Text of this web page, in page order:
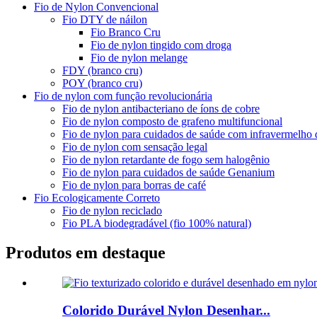
Fio de Nylon Convencional
Fio DTY de náilon
Fio Branco Cru
Fio de nylon tingido com droga
Fio de nylon melange
FDY (branco cru)
POY (branco cru)
Fio de nylon com função revolucionária
Fio de nylon antibacteriano de íons de cobre
Fio de nylon composto de grafeno multifuncional
Fio de nylon para cuidados de saúde com infravermelho
Fio de nylon com sensação legal
Fio de nylon retardante de fogo sem halogênio
Fio de nylon para cuidados de saúde Genanium
Fio de nylon para borras de café
Fio Ecologicamente Correto
Fio de nylon reciclado
Fio PLA biodegradável (fio 100% natural)
Produtos em destaque
Colorido Durável Nylon Desenhar...